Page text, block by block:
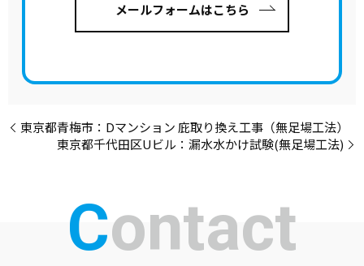
メールフォームはこちら
東京都青梅市：Dマンション 庇取り換え工事（無足場工法）
東京都千代田区Uビル：漏水水かけ試験(無足場工法)
Contact